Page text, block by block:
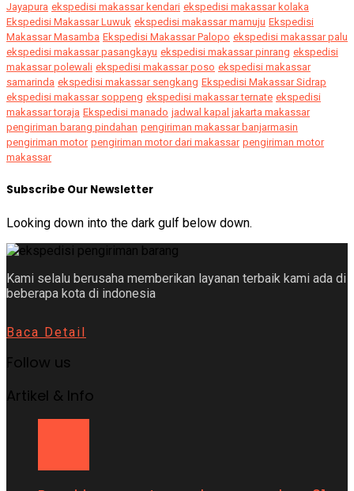
Jayapura ekspedisi makassar kendari ekspedisi makassar kolaka
Ekspedisi Makassar Luwuk ekspedisi makassar mamuju Ekspedisi
Makassar Masamba Ekspedisi Makassar Palopo ekspedisi makassar palu
ekspedisi makassar pasangkayu ekspedisi makassar pinrang ekspedisi
makassar polewali ekspedisi makassar poso ekspedisi makassar
samarinda ekspedisi makassar sengkang Ekspedisi Makassar Sidrap
ekspedisi makassar soppeng ekspedisi makassar ternate ekspedisi
makassar toraja Ekspedisi manado jadwal kapal jakarta makassar
pengiriman barang pindahan pengiriman makassar banjarmasin
pengiriman motor pengiriman motor dari makassar pengiriman motor
makassar
Subscribe Our Newsletter
Looking down into the dark gulf below down.
Kami selalu berusaha memberikan layanan terbaik kami ada di
beberapa kota di indonesia
Baca Detail
Follow us
Artikel & Info